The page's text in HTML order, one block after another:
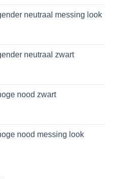
neutraal messing look
neutraal zwart
nood zwart
nood messing look